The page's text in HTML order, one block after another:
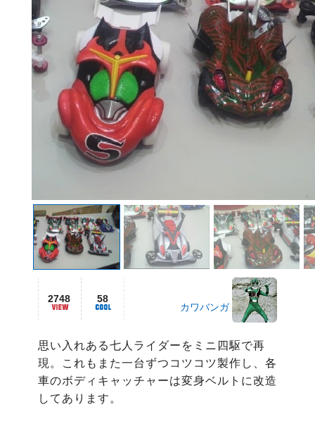
2748 58
カワバンガ
思い入れある七人ライダーをミニ四駆で再
現。これもまた一台ずつコツコツ製作し、各
車のボディキャッチャーは変身ベルトに改造
してあります。